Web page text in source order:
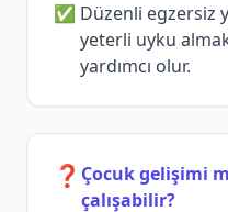
Düzenli egzersiz
yeterli uyku
yardımcı olur.
❓ Çocuk gelişimi
çalışabilir?